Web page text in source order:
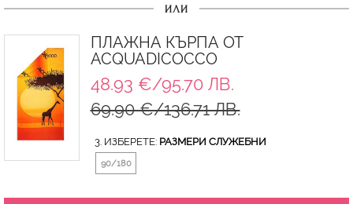
ИЛИ
ПЛАЖНА КЪРПА ОТ
ACQUADICOCCO
48.93 €/95.70 ЛВ.
69.90 €/136.71 ЛВ.
3. ИЗБЕРЕТЕ: РАЗМЕРИ СЛУЖЕБНИ
90/180